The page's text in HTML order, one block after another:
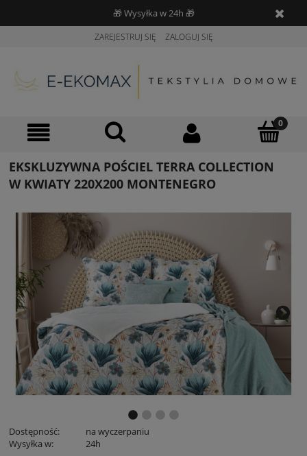
🎁 Wysyłka w 24h 🎁
ZAREJESTRUJ SIĘ ZALOGUJ SIĘ
EKSKLUZYWNA POŚCIEL TERRA COLLECTION
W KWIATY 220X200 MONTENEGRO
Dostępność:
na wyczerpaniu
Wysyłka w:
24h